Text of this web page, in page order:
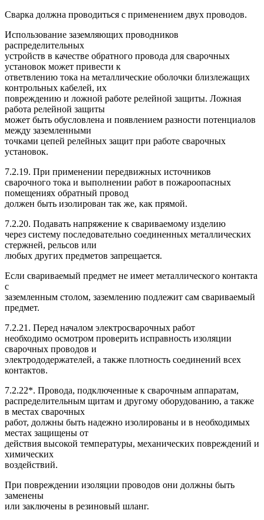
Сварка должна проводиться с применением двух проводов.
Использование заземляющих проводников
распределительных
устройств в качестве обратного провода для сварочных
установок может привести к
ответвлению тока на металлические оболочки близлежащих
контрольных кабелей, их
повреждению и ложной работе релейной защиты. Ложная
работа релейной защиты
может быть обусловлена и появлением разности потенциалов
между заземленными
точками цепей релейных защит при работе сварочных
установок.
7.2.19. При применении передвижных источников
сварочного тока и выполнении работ в пожароопасных
помещениях обратный провод
должен быть изолирован так же, как прямой.
7.2.20. Подавать напряжение к свариваемому изделию
через систему последовательно соединенных металлических
стержней, рельсов или
любых других предметов запрещается.
Если свариваемый предмет не имеет металлического контакта
с
заземленным столом, заземлению подлежит сам свариваемый
предмет.
7.2.21. Перед началом электросварочных работ
необходимо осмотром проверить исправность изоляции
сварочных проводов и
электрододержателей, а также плотность соединений всех
контактов.
7.2.22*. Провода, подключенные к сварочным аппаратам,
распределительным щитам и другому оборудованию, а также
в местах сварочных
работ, должны быть надежно изолированы и в необходимых
местах защищены от
действия высокой температуры, механических повреждений и
химических
воздействий.
При повреждении изоляции проводов они должны быть
заменены
или заключены в резиновый шланг.